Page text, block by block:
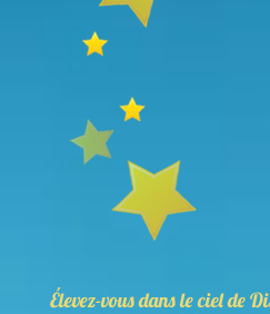
Élevez-vous dans le ciel de